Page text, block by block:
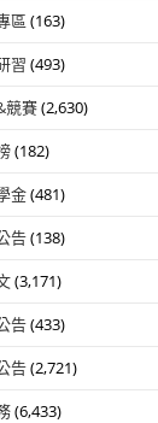
區 (163)
習 (493)
競賽(2,630)
(182)
金(481)
告(138)
(3,171)
告(433)
告(2,721)
(6,433)